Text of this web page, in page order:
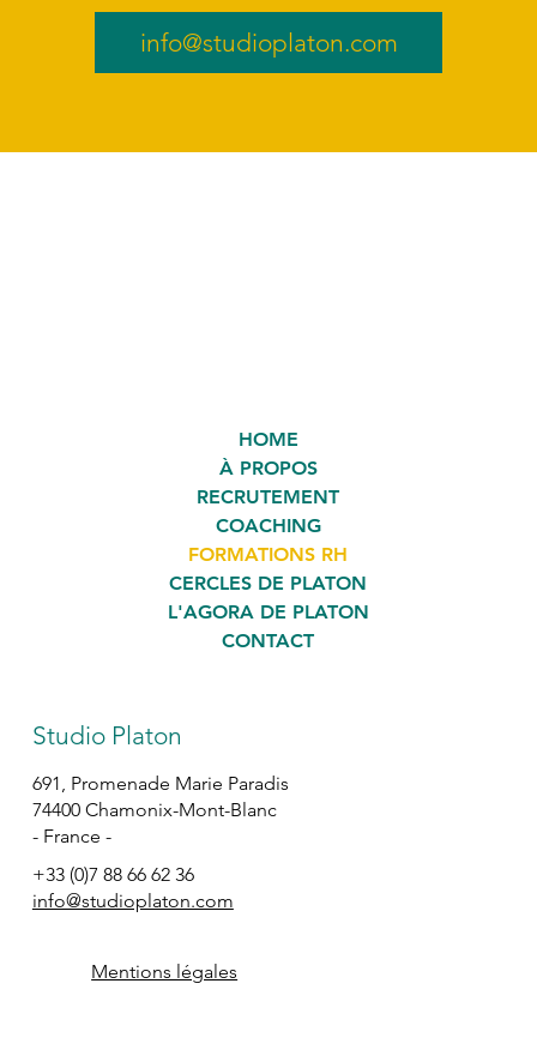
info@studioplaton.com
Studio Platon
691, Promenade Marie Paradis
74400 Chamonix-Mont-Blanc
- France -
+33 (0)7 88 66 62 36
info@studioplaton.com
HOME
À PROPOS
RECRUTEMENT
COACHING
FORMATIONS RH
CERCLES DE PLATON
L'AGORA DE PLATON
CONTACT
Mentions légales